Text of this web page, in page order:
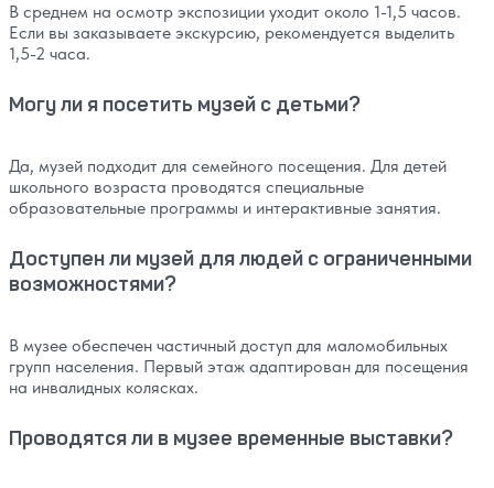
В среднем на осмотр экспозиции уходит около 1-1,5 часов.
Если вы заказываете экскурсию, рекомендуется выделить
1,5-2 часа.
Могу ли я посетить музей с детьми?
Да, музей подходит для семейного посещения. Для детей
школьного возраста проводятся специальные
образовательные программы и интерактивные занятия.
Доступен ли музей для людей с ограниченными
возможностями?
В музее обеспечен частичный доступ для маломобильных
групп населения. Первый этаж адаптирован для посещения
на инвалидных колясках.
Проводятся ли в музее временные выставки?